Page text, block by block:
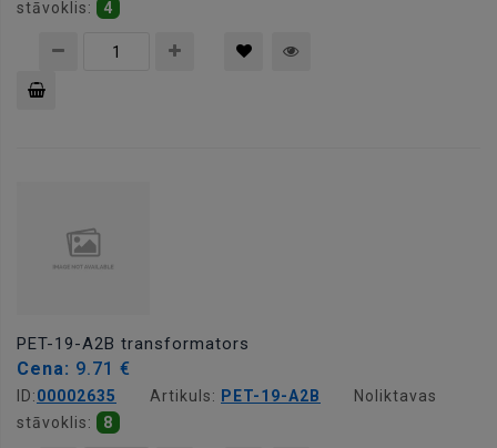
stāvoklis:
4
PET-19-A2B transformators
Cena: 9.71 €
ID:00002635 Artikuls: PET-19-A2B
Noliktavas
stāvoklis:
8